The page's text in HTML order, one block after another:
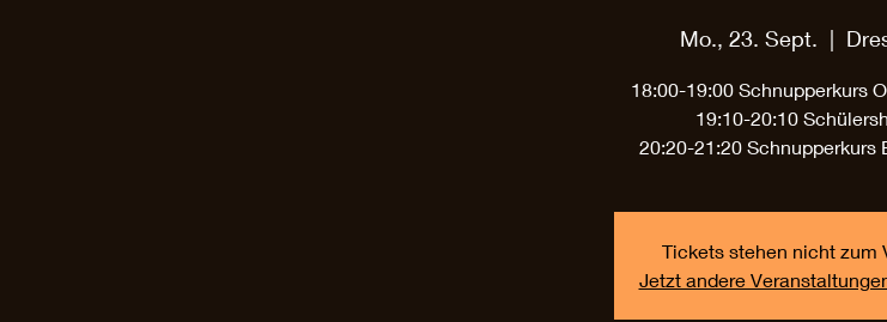
Mo., 23. Sept.
  |
18:00-19:00 Schnupperkurs
19:10-20:10
Tickets stehen nicht zum
Jetzt andere